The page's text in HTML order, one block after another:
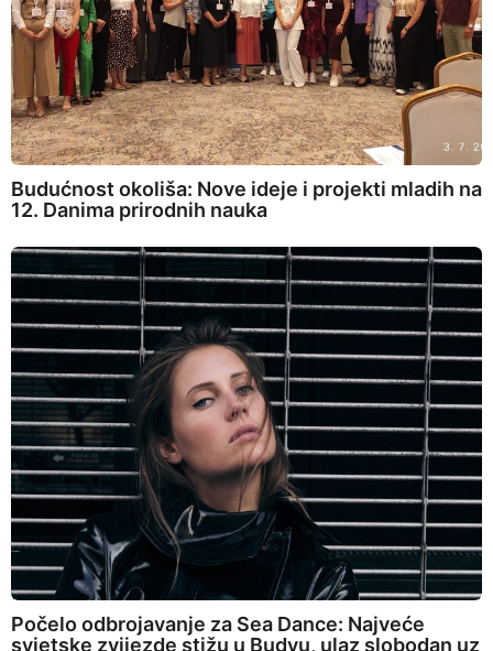
Budućnost okoliša: Nove ideje i projekti mladih na
12. Danima prirodnih nauka
Počelo odbrojavanje za Sea Dance: Najveće
svjetske zvijezde stižu u Budvu, ulaz slobodan uz